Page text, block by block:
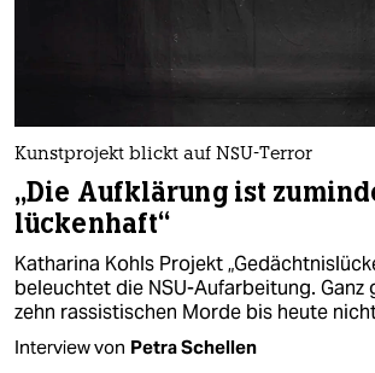
Kunstprojekt blickt auf NSU-Terror
„Die Aufklärung ist
lückenhaft“
Katharina Kohls Projekt
beleuchtet die NSU-Aufarbeitung. Ganz
zehn rassistischen Morde bis heute
Interview von Petra Schellen